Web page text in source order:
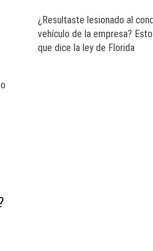
¿Resultaste lesionado al
vehículo de la empresa?
que dice la ley de Florida